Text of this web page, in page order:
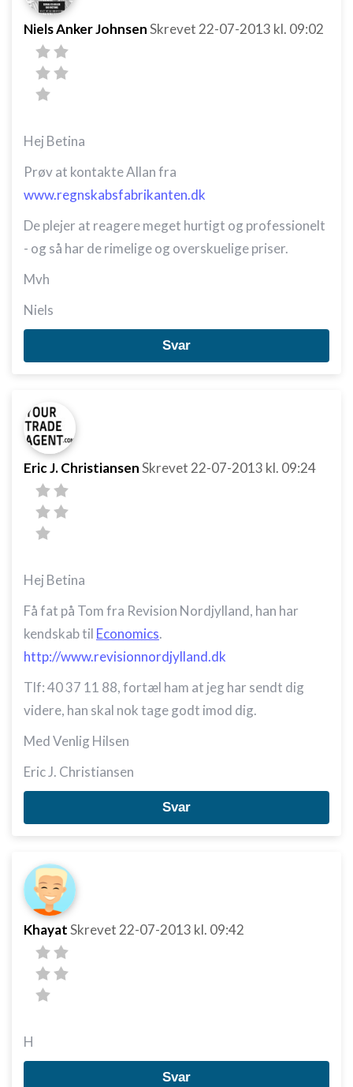
Niels Anker JohnsenSkrevet 22-07-2013 kl. 09:02
Hej Betina
Prøv at kontakte Allan fra
www.regnskabsfabrikanten.dk
De plejer at reagere meget hurtigt og professionelt
- og så har de rimelige og overskuelige priser.
Mvh
Niels
Svar
Eric J. ChristiansenSkrevet 22-07-2013 kl. 09:24
Hej Betina
Få fat på Tom fra Revision Nordjylland, han har
kendskab til Economics.
http://www.revisionnordjylland.dk
Tlf: 40 37 11 88, fortæl ham at jeg har sendt dig
videre, han skal nok tage godt imod dig.
Med Venlig Hilsen
Eric J. Christiansen
Svar
KhayatSkrevet 22-07-2013 kl. 09:42
H
Svar